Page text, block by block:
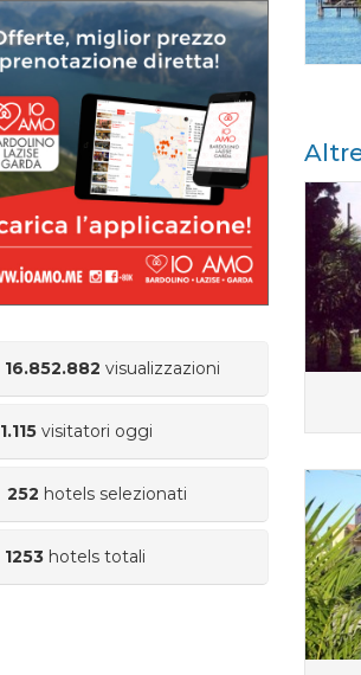
16.852.882 visualizzazioni
1.115 visitatori oggi
252 hotels selezionati
1253 hotels totali